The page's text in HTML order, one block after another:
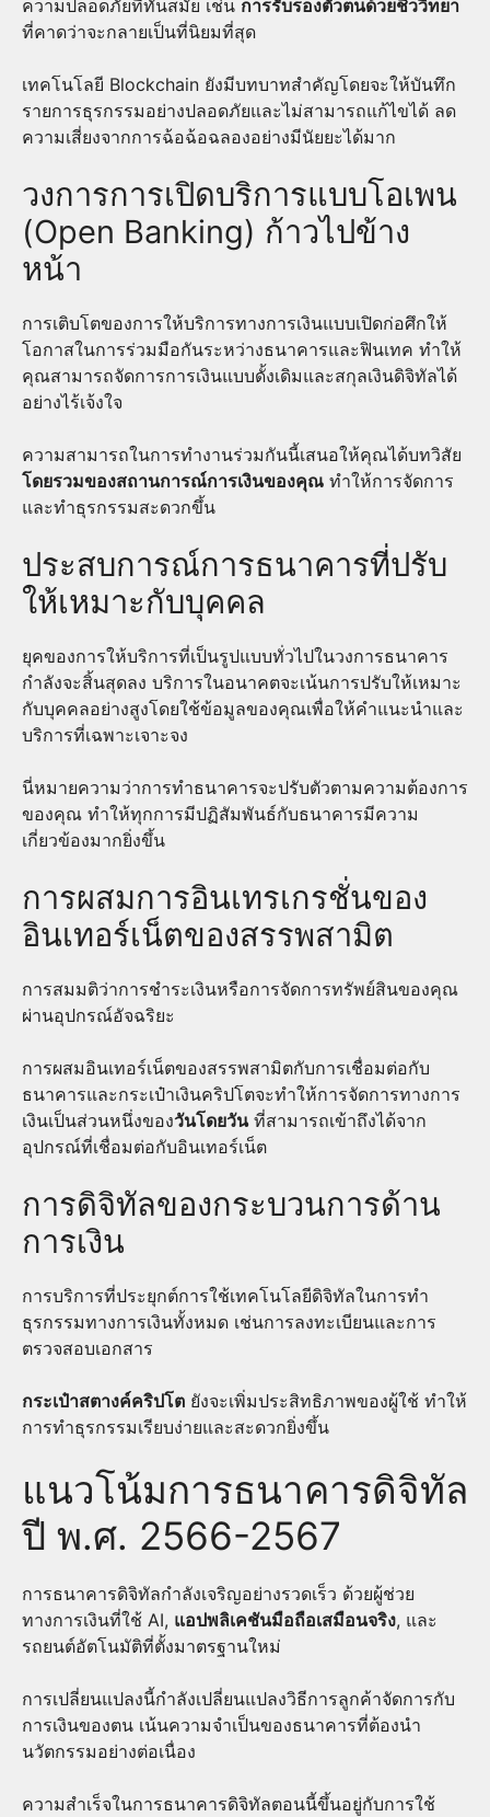
ความปลอดภัยที่ทันสมัย เช่น การรับรองตัวตนด้วยชีววิทยา
ที่คาดว่าจะกลายเป็นที่นิยมที่สุด
เทคโนโลยี Blockchain ยังมีบทบาทสำคัญโดยจะให้บันทึก
รายการธุรกรรมอย่างปลอดภัยและไม่สามารถแก้ไขได้ ลด
ความเสี่ยงจากการฉ้อฉ้อฉลองอย่างมีนัยยะได้มาก
วงการการเปิดบริการแบบโอเพน
(Open Banking) ก้าวไปข้าง
หน้า
การเติบโตของการให้บริการทางการเงินแบบเปิดก่อศึกให้
โอกาสในการร่วมมือกันระหว่างธนาคารและฟินเทค ทำให้
คุณสามารถจัดการการเงินแบบดั้งเดิมและสกุลเงินดิจิทัลได้
อย่างไร้เจ้งใจ
ความสามารถในการทำงานร่วมกันนี้เสนอให้คุณได้บทวิสัย
โดยรวมของสถานการณ์การเงินของคุณ ทำให้การจัดการ
และทำธุรกรรมสะดวกขึ้น
ประสบการณ์การธนาคารที่ปรับ
ให้เหมาะกับบุคคล
ยุคของการให้บริการที่เป็นรูปแบบทั่วไปในวงการธนาคาร
กำลังจะสิ้นสุดลง บริการในอนาคตจะเน้นการปรับให้เหมาะ
กับบุคคลอย่างสูงโดยใช้ข้อมูลของคุณเพื่อให้คำแนะนำและ
บริการที่เฉพาะเจาะจง
นี่หมายความว่าการทำธนาคารจะปรับตัวตามความต้องการ
ของคุณ ทำให้ทุกการมีปฏิสัมพันธ์กับธนาคารมีความ
เกี่ยวข้องมากยิ่งขึ้น
การผสมการอินเทรเกรชั่นของ
อินเทอร์เน็ตของสรรพสามิต
การสมมติว่าการชำระเงินหรือการจัดการทรัพย์สินของคุณ
ผ่านอุปกรณ์อัจฉริยะ
การผสมอินเทอร์เน็ตของสรรพสามิตกับการเชื่อมต่อกับ
ธนาคารและกระเป๋าเงินคริปโตจะทำให้การจัดการทางการ
เงินเป็นส่วนหนึ่งของวันโดยวันที่สามารถเข้าถึงได้จาก
อุปกรณ์ที่เชื่อมต่อกับอินเทอร์เน็ต
การดิจิทัลของกระบวนการด้าน
การเงิน
การบริการที่ประยุกต์การใช้เทคโนโลยีดิจิทัลในการทำ
ธุรกรรมทางการเงินทั้งหมด เช่นการลงทะเบียนและการ
ตรวจสอบเอกสาร
กระเป๋าสตางค์คริปโต ยังจะเพิ่มประสิทธิภาพของผู้ใช้ ทำให้
การทำธุรกรรมเรียบง่ายและสะดวกยิ่งขึ้น
แนวโน้มการธนาคารดิจิทัล
ปี พ.ศ. 2566-2567
การธนาคารดิจิทัลกำลังเจริญอย่างรวดเร็ว ด้วยผู้ช่วย
ทางการเงินที่ใช้ AI, แอปพลิเคชันมือถือเสมือนจริง, และ
รถยนต์อัตโนมัติที่ตั้งมาตรฐานใหม่
การเปลี่ยนแปลงนี้กำลังเปลี่ยนแปลงวิธีการลูกค้าจัดการกับ
การเงินของตน เน้นความจำเป็นของธนาคารที่ต้องนำ
นวัตกรรมอย่างต่อเนื่อง
ความสำเร็จในการธนาคารดิจิทัลตอนนี้ขึ้นอยู่กับการใช้